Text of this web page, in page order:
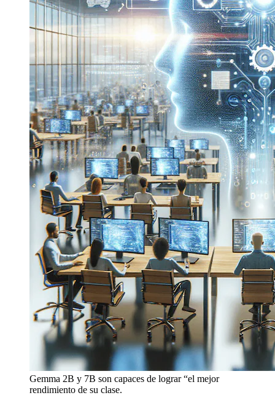
Gemma 2B y 7B son capaces de lograr “el mejor
rendimiento de su clase.